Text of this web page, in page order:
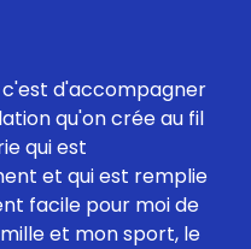
d'accompagner
qu'on crée au fil
qui est
et qui est remplie
facile pour moi de
et mon sport, le